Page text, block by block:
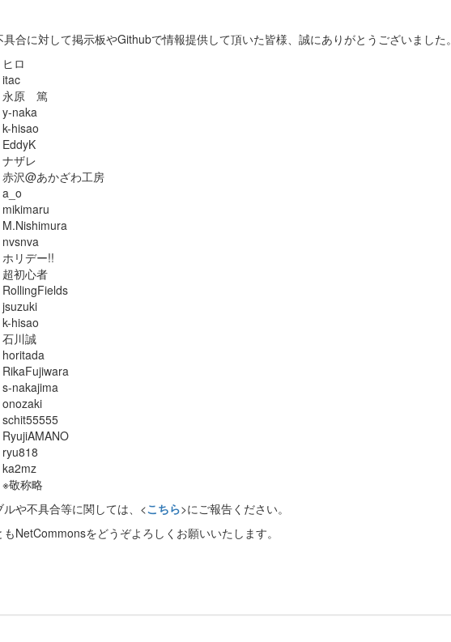
具合に対して掲示板やGithubで情報提供して頂いた皆様、誠にありがとうございました。
ヒロ
itac
永原 篤
y-naka
k-hisao
EddyK
ナザレ
赤沢@あかざわ工房
a_o
mikimaru
M.Nishimura
nvsnva
ホリデー!!
超初心者
RollingFields
jsuzuki
k-hisao
石川誠
horitada
RikaFujiwara
s-nakajima
onozaki
schit55555
RyujiAMANO
ryu818
ka2mz
※敬称略
ルや不具合等に関しては、<こちら>にご報告ください。
もNetCommonsをどうぞよろしくお願いいたします。